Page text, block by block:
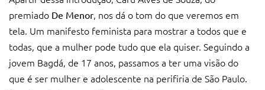
premiado De Menor, nos dá o tom do que veremos em
tela. Um manifesto feminista para mostrar a todos que e
todas, que a mulher pode tudo que ela quiser. Seguindo a
jovem Bagdá, de 17 anos, passamos a ter uma visão do
que é ser mulher e adolescente na perifiria de São Paulo.